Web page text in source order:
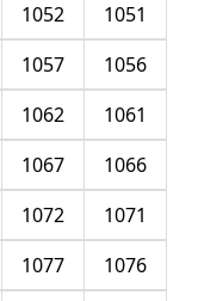
1051
1052
1056
1057
1061
1062
1066
1067
1071
1072
1076
1077